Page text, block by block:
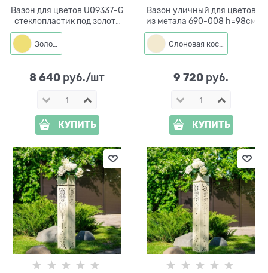
Вазон для цветов U09337-G
стеклопластик под золото
h= 55см
8 640 руб./шт
КУПИТЬ
Вазон уличный для цветов
из метала 690-008 h=98см
9 720 руб.
КУПИТЬ